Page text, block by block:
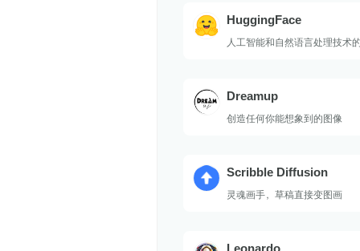
HuggingFace
人工智能和自然语言处理技术
Dreamup
创造任何你能想象到的图像
Scribble Diffusion
灵魂画手，草稿直接变图画
Leonardo